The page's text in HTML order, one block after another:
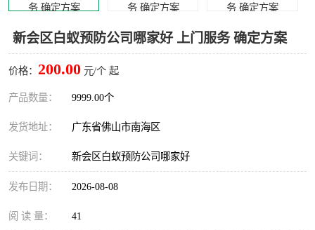
新会区白蚁预防公司哪家好 上门服务 确定方案
价格： 200.00 元/个 起
产品数量： 9999.00个
发货地址： 广东省佛山市南海区
关键词： 新会区白蚁预防公司哪家好
发布日期： 2026-08-08
阅 读 量： 41